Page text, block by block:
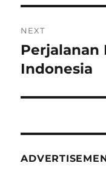
navigation
NEXT
Next
post:
Perjalanan
Indonesia